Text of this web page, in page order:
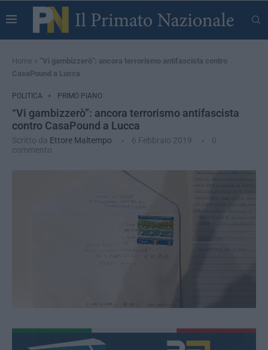
Home » “Vi gambizzerò”: ancora terrorismo antifascista contro
CasaPound a Lucca
POLITICA PRIMO PIANO
“Vi gambizzerò”: ancora terrorismo antifascista
contro CasaPound a Lucca
Scritto da Ettore Maltempo 6 Febbraio 2019
0
commento